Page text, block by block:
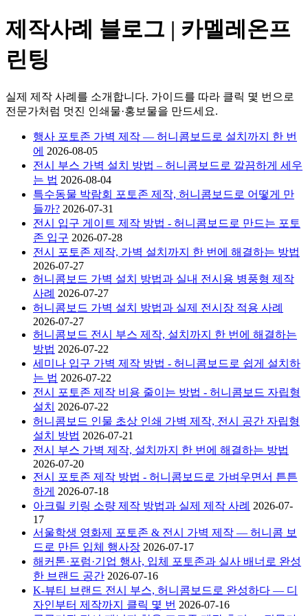
제작사례 블로그 | 카멜레온프
린팅
실제 제작 사례를 소개합니다. 가이드를 따라 클릭 몇 번으로
전문가처럼 멋진 인쇄물·홍보물을 만드세요.
행사 포토존 가벽 제작 — 허니콤보드로 설치까지 한 번
에 2026-08-05
전시 부스 가벽 설치 방법 – 허니콤보드로 깔끔하게 세우
는 법 2026-08-04
특수동물 박람회 포토존 제작, 허니콤보드로 어떻게 만
들까? 2026-07-31
전시 입구 게이트 제작 방법 - 허니콤보드로 만드는 포토
존 입구 2026-07-28
전시 포토존 제작, 가벽 설치까지 한 번에 해결하는 방법
2026-07-27
허니콤보드 가벽 설치 방법과 실내 전시용 병풍형 제작
사례 2026-07-27
허니콤보드 가벽 설치 방법과 실제 전시장 적용 사례
2026-07-27
허니콤보드 전시 부스 제작, 설치까지 한 번에 해결하는
방법 2026-07-22
세미나 입구 가벽 제작 방법 - 허니콤보드로 쉽게 설치하
는 법 2026-07-22
전시 포토존 제작 비용 줄이는 방법 - 허니콤보드 자립형
설치
2026-07-22
허니콤보드 인물 초상 인쇄 가벽 제작, 전시 공간 자립형
설치 방법 2026-07-21
전시 부스 가벽 제작, 설치까지 한 번에 해결하는 방법
2026-07-20
전시 포토존 제작 방법 - 허니콤보드로 가벼우면서 튼튼
하게 2026-07-18
아크릴 키링 소량 제작 방법과 실제 제작 사례 2026-07-
17
서울학생 영화제 포토존 & 전시 가벽 제작 — 허니콤 보
드로 만든 입체 행사장 2026-07-17
해커톤·포럼·기업 행사, 입체 포토존과 실사 배너로 완성
한 브랜드 공간 2026-07-16
K-뷰티 브랜드 전시 부스, 허니콤보드로 완성하다 — 디
자인부터 제작까지 클릭 몇 번 2026-07-16